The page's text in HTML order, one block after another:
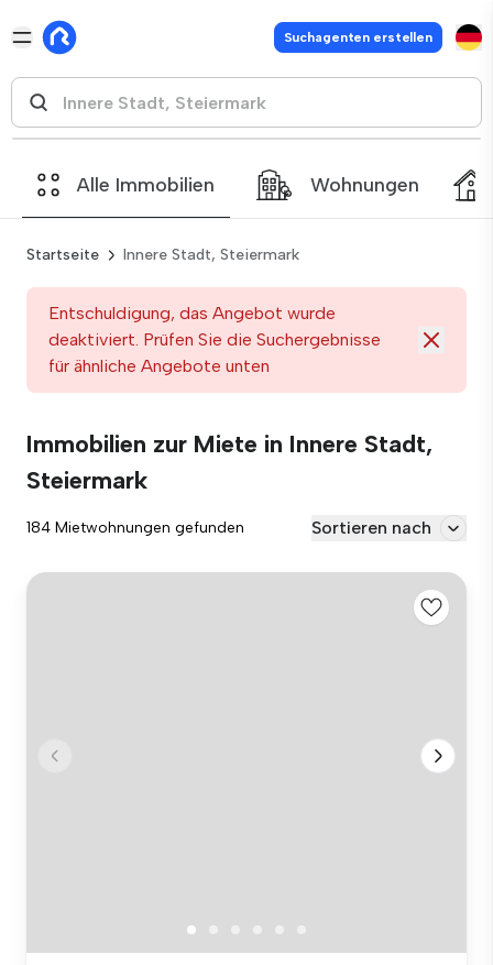
Suchagenten erstellen
Alle Immobilien Wohnungen
Startseite Innere Stadt, Steiermark
Entschuldigung, das Angebot wurde
deaktiviert. Prüfen Sie die Suchergebnisse
für ähnliche Angebote unten
Immobilien zur Miete in Innere Stadt,
Steiermark
184 Mietwohnungen gefunden Sortieren nach